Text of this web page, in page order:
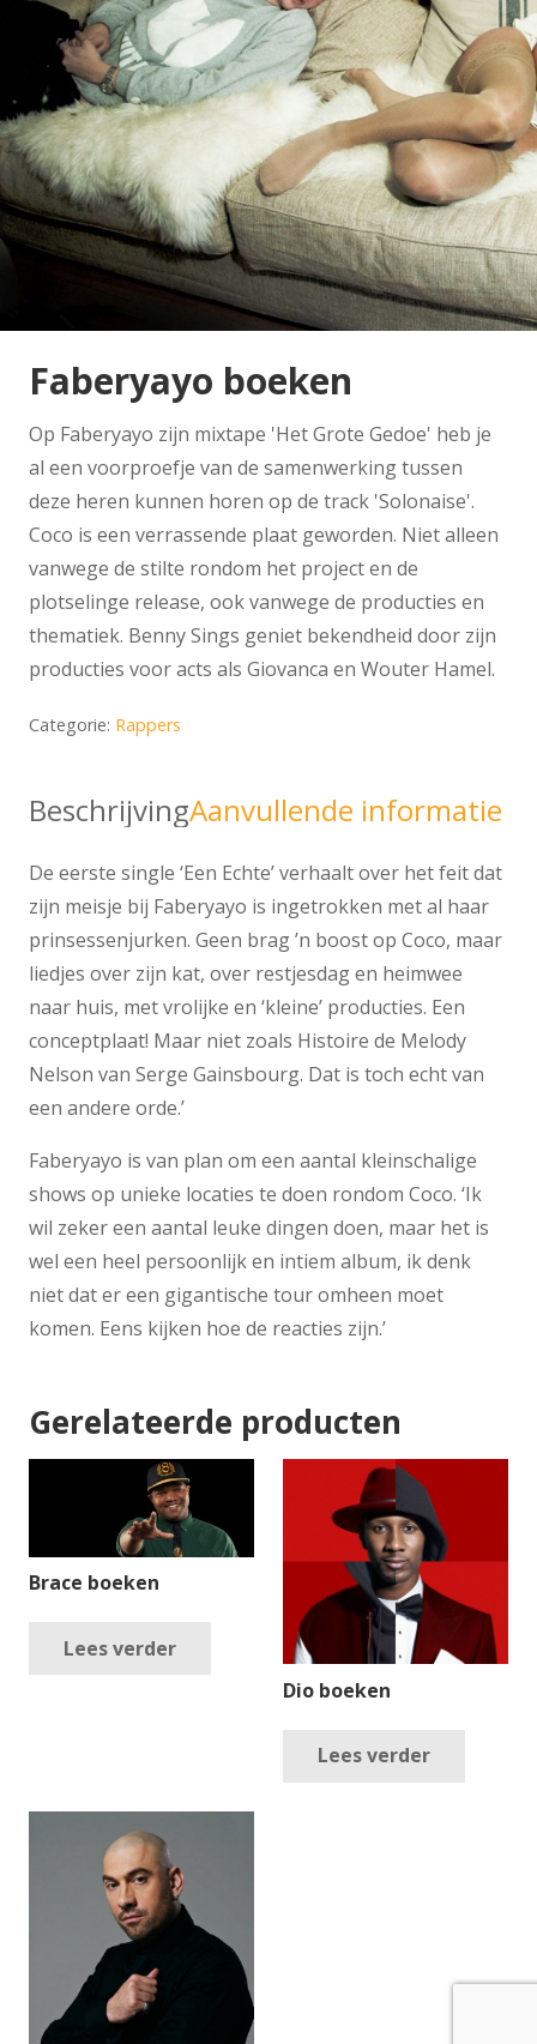
Faberyayo boeken
Op Faberyayo zijn mixtape 'Het Grote Gedoe' heb je
al een voorproefje van de samenwerking tussen
deze heren kunnen horen op de track 'Solonaise'.
Coco is een verrassende plaat geworden. Niet alleen
vanwege de stilte rondom het project en de
plotselinge release, ook vanwege de producties en
thematiek. Benny Sings geniet bekendheid door zijn
producties voor acts als Giovanca en Wouter Hamel.
Categorie: Rappers
BeschrijvingAanvullende informatie
De eerste single ‘Een Echte’ verhaalt over het feit dat
zijn meisje bij Faberyayo is ingetrokken met al haar
prinsessenjurken. Geen brag ’n boost op Coco, maar
liedjes over zijn kat, over restjesdag en heimwee
naar huis, met vrolijke en ‘kleine’ producties. Een
conceptplaat! Maar niet zoals Histoire de Melody
Nelson van Serge Gainsbourg. Dat is toch echt van
een andere orde.’
Faberyayo is van plan om een aantal kleinschalige
shows op unieke locaties te doen rondom Coco. ‘Ik
wil zeker een aantal leuke dingen doen, maar het is
wel een heel persoonlijk en intiem album, ik denk
niet dat er een gigantische tour omheen moet
komen. Eens kijken hoe de reacties zijn.’
Gerelateerde producten
Brace boeken
Lees verder
Dio boeken
Lees verder